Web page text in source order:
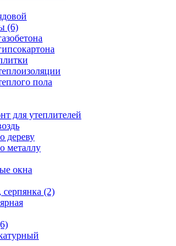
(6)
пола
для утеплителей
дереву
металлу
окна
серпянка (2)